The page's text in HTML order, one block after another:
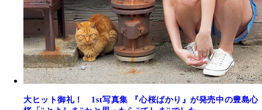
大ヒット御礼！ 1st写真集 『心桜ばかり』が発売中の豊島心